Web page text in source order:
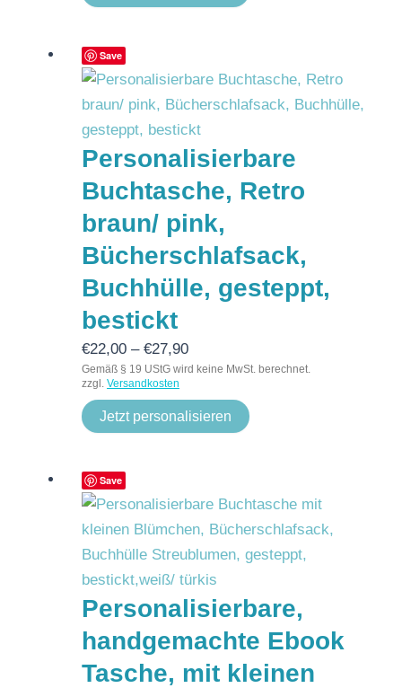
Save
Personalisierbare
Buchtasche, Retro
braun/ pink,
Bücherschlafsack,
Buchhülle, gesteppt,
bestickt
€22,00 – €27,90
Gemäß § 19 UStG wird keine MwSt. berechnet.
zzgl. Versandkosten
Jetzt personalisieren
Save
Personalisierbare,
handgemachte Ebook
Tasche, mit kleinen